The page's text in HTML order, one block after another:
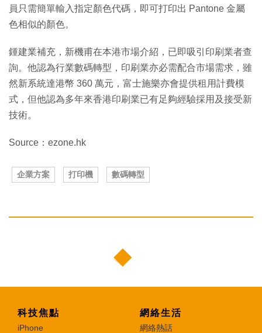
員只需簡單輸入指定顏色代碼，即可打印出 Pantone 金屬
色相似的顏色。
鍾建業補充，新機甫在本港市場介紹，已即吸引印刷業者查
詢。他認為行業數碼轉型，印刷業亦必需配合市場需求，雖
然新系統達港幣 360 萬元，富士施樂亦會提供租用計費模
式，但他認為多年來香港印刷業已有足夠經驗採用及接受新
技術。
Source：ezone.hk
企業方案 打印機 數碼轉型
科技焦點
iPhone
網絡生活
網絡熱話